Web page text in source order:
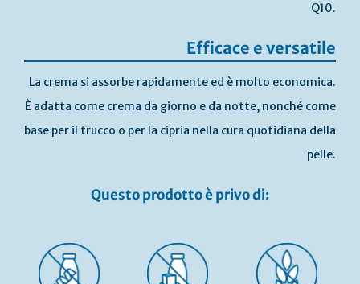
Q10.
Efficace e versatile
La crema si assorbe rapidamente ed è molto economica.
È adatta come crema da giorno e da notte, nonché come
base per il trucco o per la cipria nella cura quotidiana della
pelle.
Questo prodotto è privo di: